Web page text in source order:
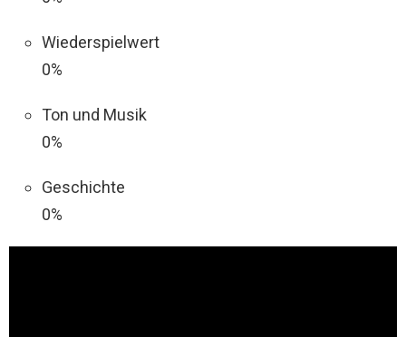
Wiederspielwert
0%
Ton und Musik
0%
Geschichte
0%